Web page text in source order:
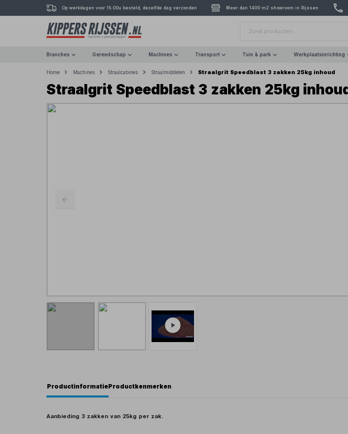
Op werkdagen voor 16.00u besteld, dezelfde dag verzonden Meer dan 1400 m2 showroom in Rijssen
Branches Gereedschap Machines Transport Tuin & park Werkplaatsinrichting
Home Machines Straalcabines Straalmiddelen Straalgrit Speedblast 3 zakken 25kg inhoud
Straalgrit Speedblast 3 zakken 25kg
ProductinformatieProductkenmerken
Aanbieding 3 zakken van 25kg per zak.